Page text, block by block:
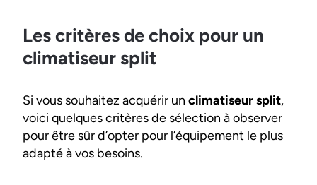
Les critères de choix pour un
climatiseur split
Si vous souhaitez acquérir un climatiseur split,
voici quelques critères de sélection à observer
pour être sûr d’opter pour l’équipement le plus
adapté à vos besoins.